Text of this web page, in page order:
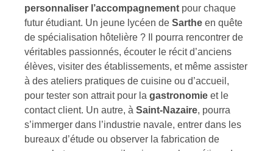
personnaliser l’accompagnement pour chaque
futur étudiant. Un jeune lycéen de Sarthe en quête
de spécialisation hôtelière ? Il pourra rencontrer de
véritables passionnés, écouter le récit d’anciens
élèves, visiter des établissements, et même assister
à des ateliers pratiques de cuisine ou d’accueil,
pour tester son attrait pour la gastronomie et le
contact client. Un autre, à Saint-Nazaire, pourra
s’immerger dans l’industrie navale, entrer dans les
bureaux d’étude ou observer la fabrication de